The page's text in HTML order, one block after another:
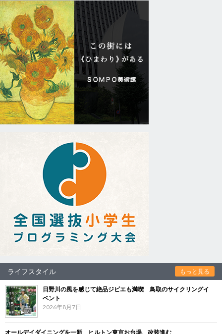
ライフスタイル もっと見る
日野川の風を感じて絶品ジビエも満喫 鳥取のサイクリングイ
ベント
2026年8月7日
オールデイダイニングを一新 ヒルトン東京お台場、改装進む